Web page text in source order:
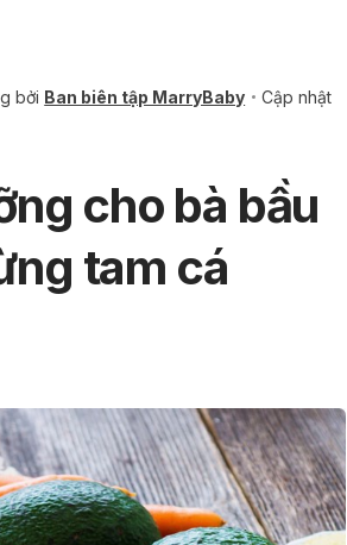
bởi Ban biên tập MarryBaby
Cập nhật
cho bà bầu
tam cá